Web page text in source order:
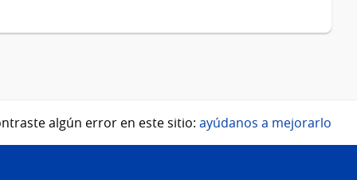
algún error en este sitio: ayúdanos a mejorarlo